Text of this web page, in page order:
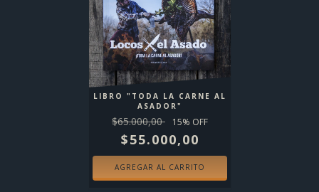
LIBRO "TODA LA CARNE AL
ASADOR"
$65.000,00 15% OFF
$55.000,00